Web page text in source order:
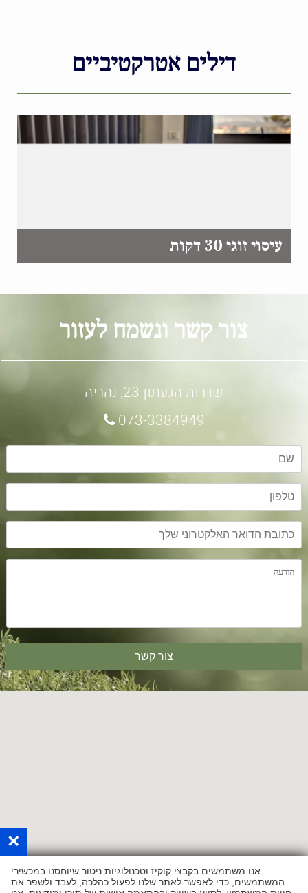
דילים אטרקטיביים
עיסוי זוגי 30 דקות
צור קשר ונשמח לעזור
שדרות הגעתון 23, נהריה
073-3384949
×
אנו משתמשים בקבצי קוקיז וטכנולוגיות ניטור שיוחסנו במכשירי
המשתמשים, כדי לאפשר לאתר שלנו לפעול כהלכה, לעבד ולשפר את